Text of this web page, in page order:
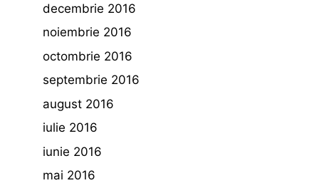
decembrie 2016
noiembrie 2016
octombrie 2016
septembrie 2016
august 2016
iulie 2016
iunie 2016
mai 2016